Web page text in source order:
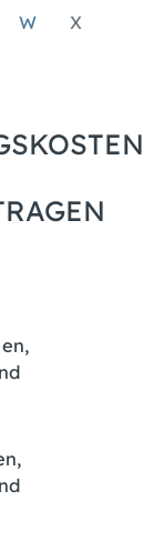
W X